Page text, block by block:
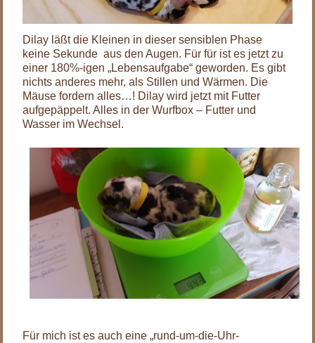
Dilay läßt die Kleinen in dieser sensiblen Phase
keine Sekunde aus den Augen. Für für ist es jetzt zu
einer 180%-igen „Lebensaufgabe“ geworden. Es gibt
nichts anderes mehr, als Stillen und Wärmen. Die
Mäuse fordern alles…! Dilay wird jetzt mit Futter
aufgepäppelt. Alles in der Wurfbox – Futter und
Wasser im Wechsel.
Für mich ist es auch eine „rund-um-die-Uhr-